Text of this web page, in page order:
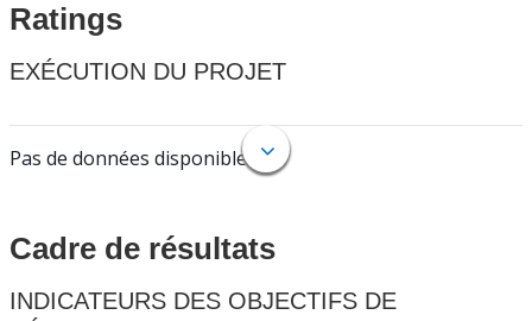
Ratings
EXÉCUTION DU PROJET
Pas de données disponibles.
Cadre de résultats
INDICATEURS DES OBJECTIFS DE